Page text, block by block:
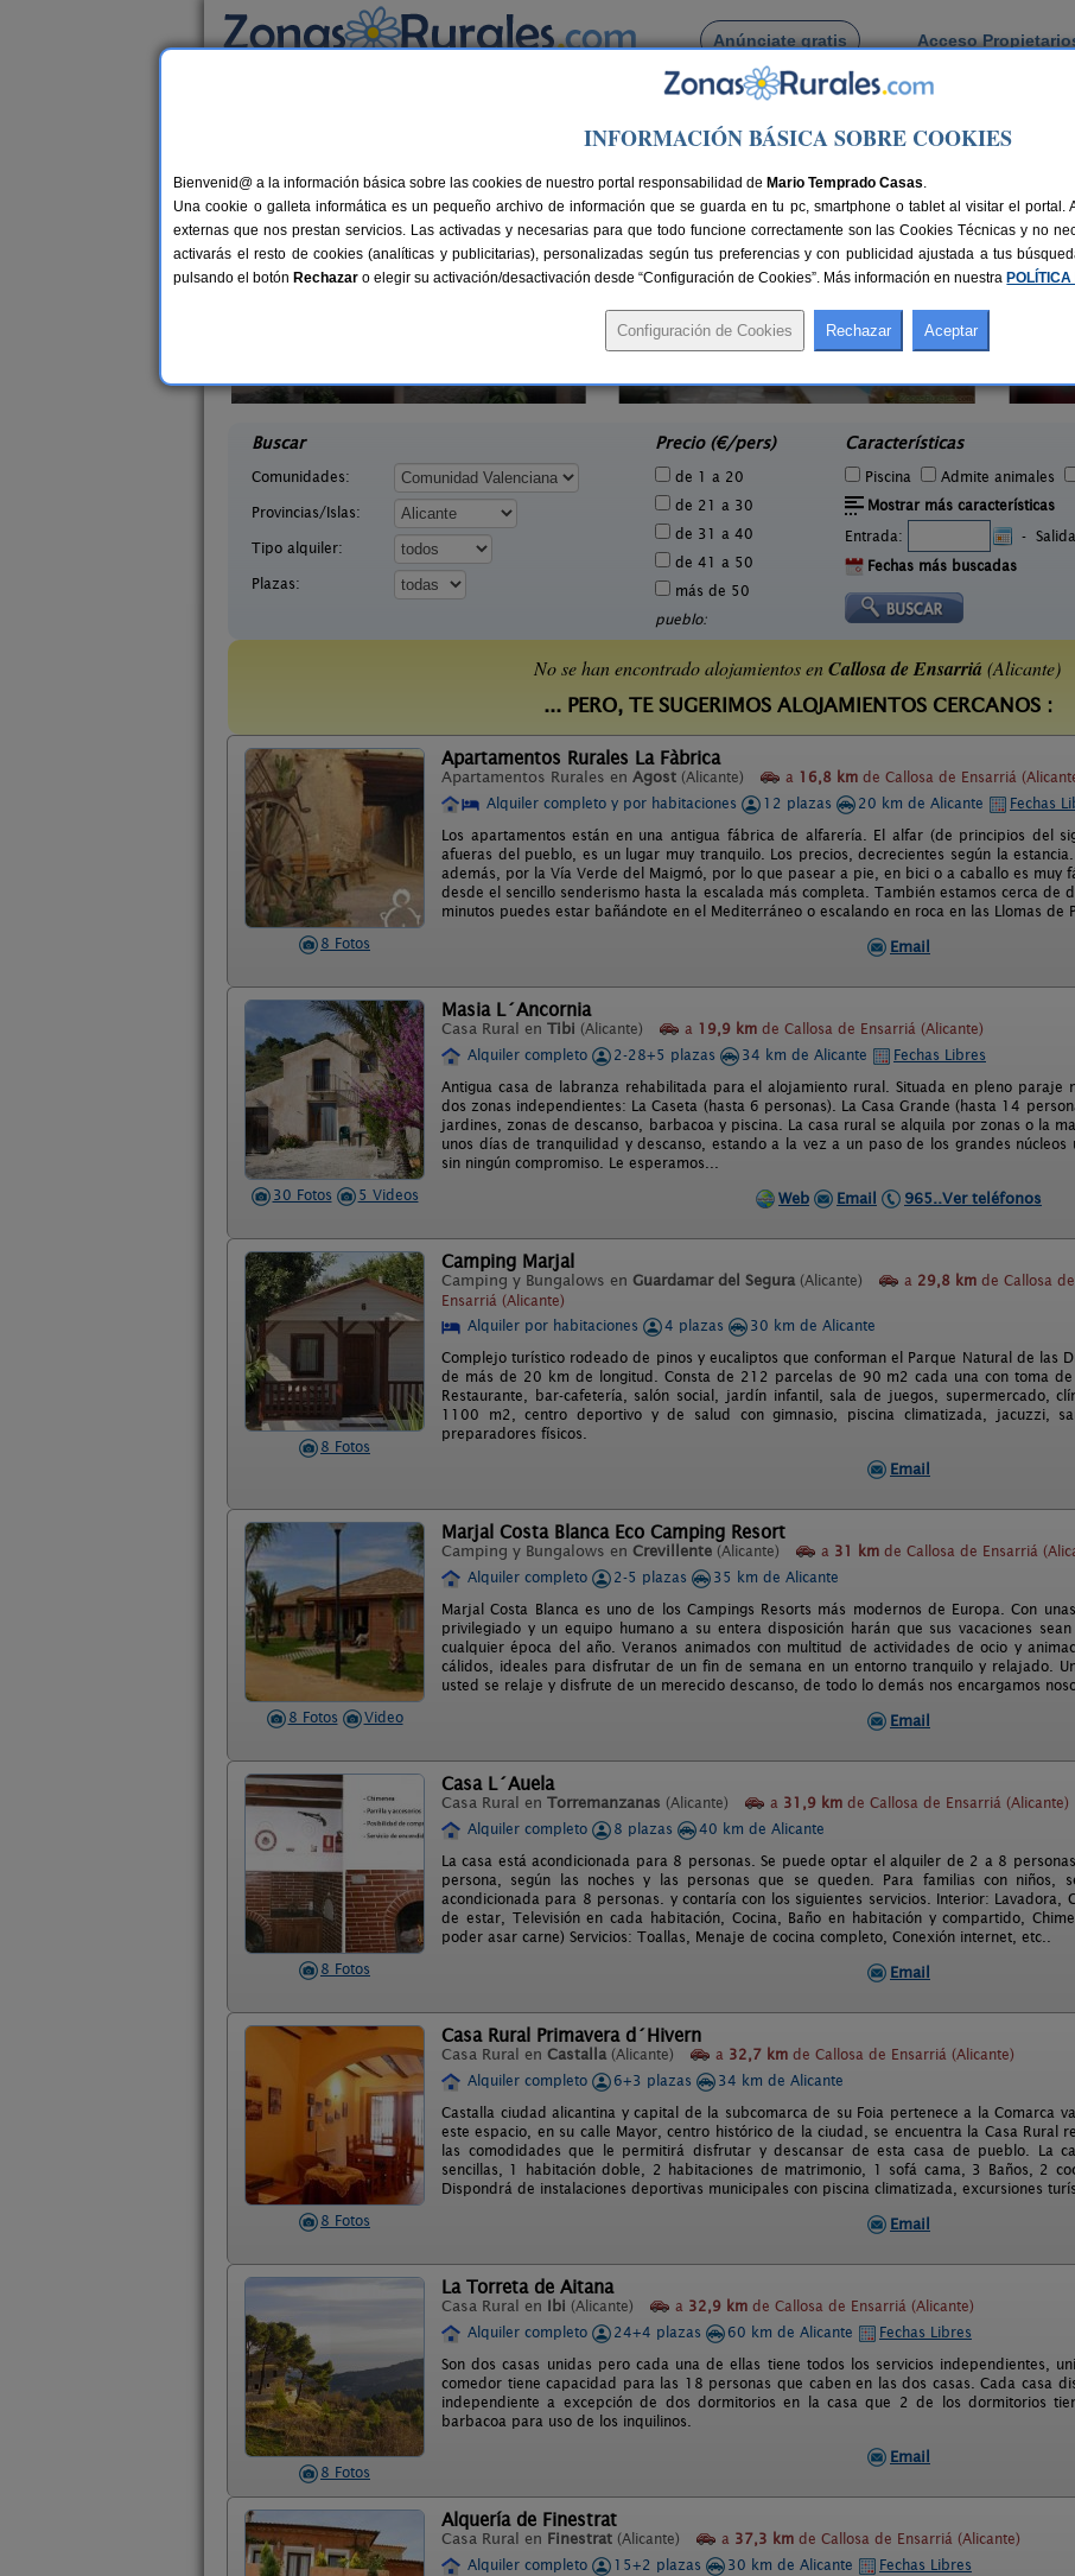
Anúnciate gratis Acceso
Busca por pueblo
> Callosa de Ensarriá
Casas Rurales cerca de Callosa de Ensarriá
30 €
Casa Sastre Segui
Buscar
Comunidades:
Provincias/Islas:
Tipo alquiler:
Plazas:
Precio (€/pers)
de 1 a 20
de 21 a 30
de 31 a 40
de 41 a 50
más de 50
pueblo:
Características
Piscina Admite animales
Mostrar más características
Entrada:
-
Fechas más buscadas
No se han encontrado alojamientos enCallosa de Ensarriá (Alicante)
... PERO, TE SUGERIMOS ALOJAMIENTOS CERCANOS :
8 Fotos
Apartamentos Rurales La Fàbrica
Apartamentos Rurales en Agost (Alicante) a 16,8 km de Callosa de Ensarriá
Alquiler completo y por habitaciones
12 plazas 20 km de Alicante
Fechas
Los apartamentos están en una antigua fábrica de alfarería. El alfar (de principios del
afueras del pueblo, es un lugar muy tranquilo. Los precios, decrecientes según la
además, por la Vía Verde del Maigmó, por lo que pasear a pie, en bici o a caballo es muy
desde el sencillo senderismo hasta la escalada más completa. También estamos cerca de
minutos puedes estar bañándote en el Mediterráneo o escalando en roca en las Llomas de
Email
30 Fotos 5 Videos
Masia L´Ancornia
Casa Rural en Tibi (Alicante) a 19,9 km de Callosa de Ensarriá (Alicante)
Alquiler completo
2-28+5 plazas 34 km de Alicante
Fechas Libres
Antigua casa de labranza rehabilitada para el alojamiento rural. Situada en pleno paraje
dos zonas independientes: La Caseta (hasta 6 personas). La Casa Grande (hasta 14
jardines, zonas de descanso, barbacoa y piscina. La casa rural se alquila por zonas o la
unos días de tranquilidad y descanso, estando a la vez a un paso de los grandes núcleos
sin ningún compromiso. Le esperamos...
Web
Email 965..Ver teléfonos
8 Fotos
Camping Marjal
Camping y Bungalows en Guardamar del Segura (Alicante) a 29,8 km de Callosa de
Ensarriá (Alicante)
Alquiler por habitaciones 4 plazas
30 km de Alicante
Complejo turístico rodeado de pinos y eucaliptos que conforman el Parque Natural de las
de más de 20 km de longitud. Consta de 212 parcelas de 90 m2 cada una con toma de
Restaurante, bar-cafetería, salón social, jardín infantil, sala de juegos, supermercado,
1100 m2, centro deportivo y de salud con gimnasio, piscina climatizada, jacuzzi,
preparadores físicos.
Email
8 Fotos Video
Marjal Costa Blanca Eco Camping Resort
Camping y Bungalows en Crevillente (Alicante) a 31 km de Callosa de Ensarriá
Alquiler completo
2-5 plazas
35 km de Alicante
Marjal Costa Blanca es uno de los Campings Resorts más modernos de Europa. Con
privilegiado y un equipo humano a su entera disposición harán que sus vacaciones
cualquier época del año. Veranos animados con multitud de actividades de ocio y
cálidos, ideales para disfrutar de un fin de semana en un entorno tranquilo y relajado.
usted se relaje y disfrute de un merecido descanso, de todo lo demás nos encargamos
Email
8 Fotos
Casa L´Auela
Casa Rural en Torremanzanas (Alicante) a 31,9 km de Callosa de Ensarriá (Alicante)
Alquiler completo
8 plazas
40 km de Alicante
La casa está acondicionada para 8 personas. Se puede optar el alquiler de 2 a 8
persona, según las noches y las personas que se queden. Para familias con niños,
acondicionada para 8 personas. y contaría con los siguientes servicios. Interior: Lavadora,
de estar, Televisión en cada habitación, Cocina, Baño en habitación y compartido,
poder asar carne) Servicios: Toallas, Menaje de cocina completo, Conexión internet, etc..
Email
8 Fotos
Casa Rural Primavera d´Hivern
Casa Rural en Castalla (Alicante) a 32,7 km de Callosa de Ensarriá (Alicante)
Alquiler completo
6+3 plazas
34 km de Alicante
Castalla ciudad alicantina y capital de la subcomarca de su Foia pertenece a la Comarca
este espacio, en su calle Mayor, centro histórico de la ciudad, se encuentra la Casa Rural
las comodidades que le permitirá disfrutar y descansar de esta casa de pueblo. La
sencillas, 1 habitación doble, 2 habitaciones de matrimonio, 1 sofá cama, 3 Baños, 2
Dispondrá de instalaciones deportivas municipales con piscina climatizada, excursiones
Email
8 Fotos
La Torreta de Aitana
Casa Rural en Ibi (Alicante) a 32,9 km de Callosa de Ensarriá (Alicante)
Alquiler completo
24+4 plazas 60 km de Alicante
Fechas Libres
Son dos casas unidas pero cada una de ellas tiene todos los servicios independientes,
comedor tiene capacidad para las 18 personas que caben en las dos casas. Cada casa
independiente a excepción de dos dormitorios en la casa que 2 de los dormitorios
barbacoa para uso de los inquilinos.
Email
Alquería de Finestrat
Casa Rural en Finestrat (Alicante) a 37,3 km de Callosa de Ensarriá (Alicante)
Alquiler completo
15+2 plazas 30 km de Alicante
Fechas Libres
INFORMACIÓN BÁSICA SOBRE COOKIES
Bienvenid@ a la información básica sobre las cookies de nuestro portal responsabilidad de Mario Temprado Casas.
Una cookie o galleta informática es un pequeño archivo de información que se guarda en tu pc, smartphone o tablet al visitar el portal.
externas que nos prestan servicios. Las activadas y necesarias para que todo funcione correctamente son las Cookies Técnicas y no
activarás el resto de cookies (analíticas y publicitarias), personalizadas según tus preferencias y con publicidad ajustada a tus
pulsando el botón Rechazar o elegir su activación/desactivación desde “Configuración de Cookies”. Más información en nuestra